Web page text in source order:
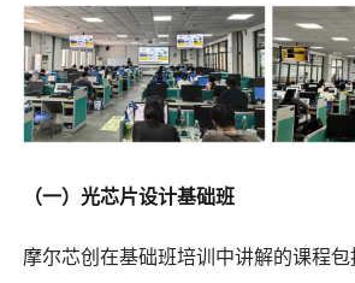
（一）光芯片设计基础班
摩尔芯创在基础班培训中讲解的课程包